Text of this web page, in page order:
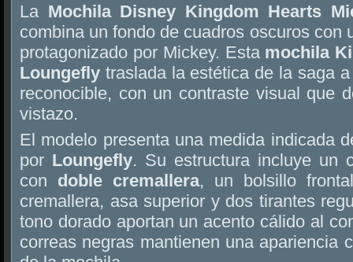
La Mochila Disney Kingdom Hearts
combina un fondo de cuadros oscuros con
protagonizado por Mickey. Esta mochila
Loungefly traslada la estética de la saga
reconocible, con un contraste visual que
vistazo.
El modelo presenta una medida indicada
por Loungefly. Su estructura incluye un
con doble cremallera, un bolsillo
cremallera, asa superior y dos tirantes
tono dorado aportan un acento cálido al
correas negras mantienen una apariencia